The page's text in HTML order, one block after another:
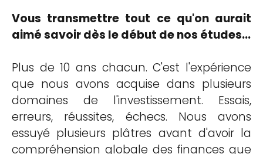
Vous transmettre tout ce qu'on aurait
aimé savoir dès le début de nos études...
Plus de 10 ans chacun. C'est l'expérience
que nous avons acquise dans plusieurs
domaines de l'investissement. Essais,
erreurs, réussites, échecs. Nous avons
essuyé plusieurs plâtres avant d'avoir la
compréhension globale des finances que